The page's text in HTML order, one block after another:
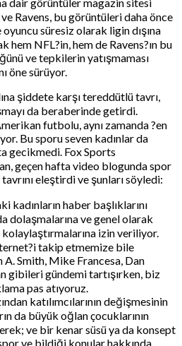
Ravens, bu görüntüleri daha önce
süresiz olarak ligin dışına
hem NFL?in, hem de Ravens?ın bu
ve tepkilerin yatışmaması
öne sürüyor.
şiddete karşı tereddütlü tavrı,
da beraberinde getirdi.
futbolu, aynı zamanda ?en
Bu sporu seven kadınlar da
gecikmedi. Fox Sports
geçen hafta video blogunda spor
tavrını eleştirdi ve şunları söyledi:
kadınların haber başlıklarını
dolaşmalarına ve genel olarak
izin veriliyor.
takip etmemize bile
A. Smith, Mike Francesa, Dan
gibileri gündemi tartışırken, biz
pas atıyoruz.
katılımcılarının değişmesinin
da büyük oğlan çocuklarının
ve bir kenar süsü ya da konsept
ve bildiği konular hakkında